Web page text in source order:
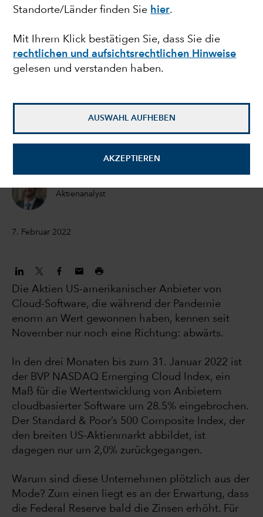
Standorte/Länder finden Sie hier.
Mit Ihrem Klick bestätigen Sie, dass Sie die
rechtlichen und aufsichtsrechtlichen Hinweise
gelesen und verstanden haben.
AUSWAHL AUFHEBEN
AKZEPTIEREN
Gewitterwolken:
Turbulente Zeiten für
US-Software-Aktien –
Investmentanalystin
Aktienanalyst
7. Februar 2022
Die Aktien US-amerikanischer Anbieter von
Cloud-Software, die während der Pandemie
enorm an Wert gewonnen haben, kennen seit
November nur noch eine Richtung: abwärts.
In den drei Monaten bis zum 31. Januar 2022 ist
der BVP NASDAQ Emerging Cloud Index, ein
Maß für die Wertentwicklung von Anbietern
cloudbasierter Software um 28.5% eingebrochen.
Der Standard & Poor’s 500 Composite Index, der
den breiten US-Aktienmarkt abbildet, ist
dagegen nur um 2,0% zurückgegangen.
Warum sind diese Unternehmen plötzlich aus der
Mode? Zum einen liegt es an der Erwartung, dass
die Federal Reserve bald die Zinsen erhöht. Für